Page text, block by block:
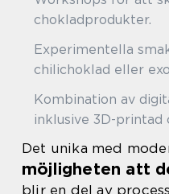
chokladprodukter.
Experimentella
chilichoklad eller
Kombination av
inklusive 3D-printad
Det unika med
möjligheten att
blir en del av